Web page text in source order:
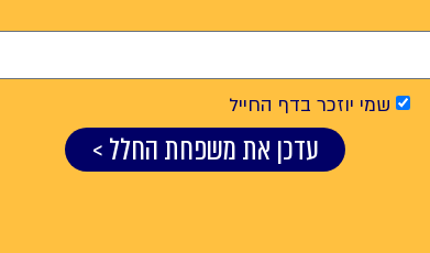
שמי יוזכר בדף החייל
עדכן את משפחת החלל >